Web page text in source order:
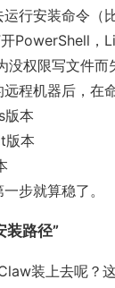
运行安装命令（
开PowerShell，
权限写文件而
程机器后，在
本
本
步就算稳了。
装路径”
装上去呢？